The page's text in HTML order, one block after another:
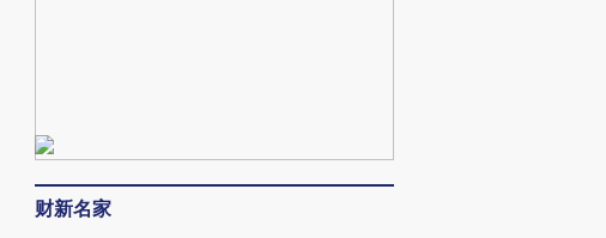
财新名家